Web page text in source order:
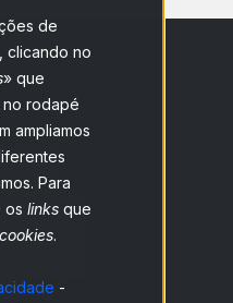
de
clicando no
» que
rodapé
ampliamos
Para
os links que
cookies.
-